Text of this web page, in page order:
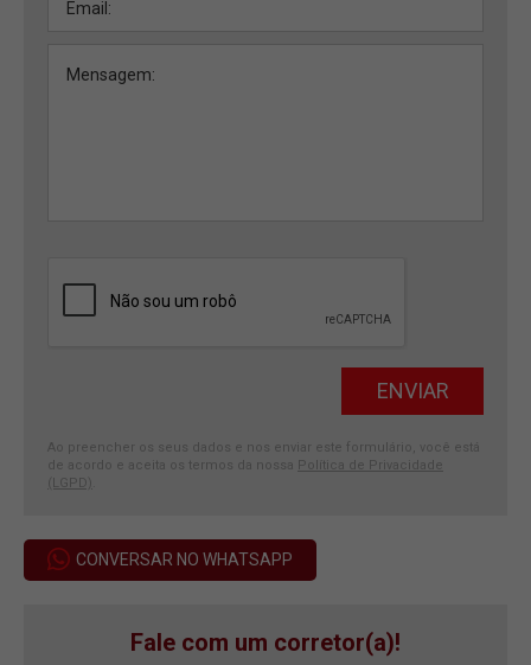
Ao preencher os seus dados e nos enviar este formulário, você está
de acordo e aceita os termos da nossa Política de Privacidade
(LGPD)
CONVERSAR NO WHATSAPP
Fale com um corretor(a)!